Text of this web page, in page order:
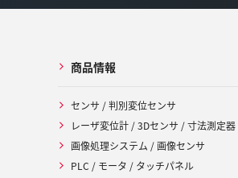
商品情報
センサ / 判別変位センサ
レーザ変位計 / 3Dセンサ / 寸法測定器
画像処理システム / 画像センサ
PLC / モータ / タッチパネル